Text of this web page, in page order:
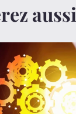
aussi